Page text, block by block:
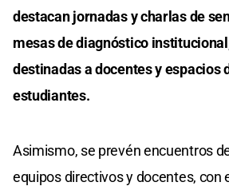
destacan jornadas y charlas de
mesas de diagnóstico
destinadas a docentes y espacios
estudiantes.
Asimismo, se prevén encuentros
equipos directivos y docentes, con